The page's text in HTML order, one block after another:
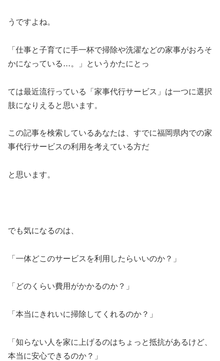
うですよね。
「仕事と子育てに手一杯で掃除や洗濯などの家事がおろそ
かになっている…。」というかたにとっ
ては最近流行っている「家事代行サービス」は一つに選択
肢になりえると思います。
この記事を検索しているあなたは、すでに福岡県内での家
事代行サービスの利用を考えている方だ
と思います。
でも気になるのは、
「一体どこのサービスを利用したらいいのか？」
「どのくらい費用がかかるのか？」
「本当にきれいに掃除してくれるのか？」
「知らない人を家に上げるのはちょっと抵抗があるけど、
本当に安心できるのか？」